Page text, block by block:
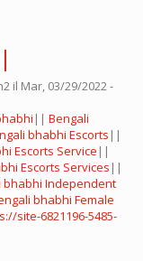
il Mar, 03/29/2022 -
|| Bengali
bhabhi Escorts ||
Escorts Service ||
Escorts Services ||
bhabhi Independent
bhabhi Female
site-6821196-5485-